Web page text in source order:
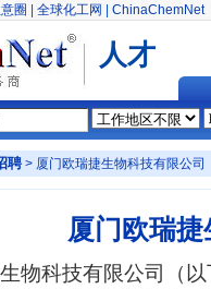
圈 全球化工网 ChinaChemNet
人才
聘 > 厦门欧瑞捷生物科技有限公司
厦门欧瑞
物科技有限公司（